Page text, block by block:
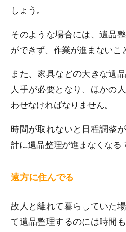
しょう。
そのような場合には、遺品
ができず、作業が進まないこ
また、家具などの大きな遺
人手が必要となり、ほかの
わせなければなりません。
時間が取れないと日程調整
計に遺品整理が進まなくなる
遠方に住んでる
故人と離れて暮らしていた
て遺品整理するのには時間